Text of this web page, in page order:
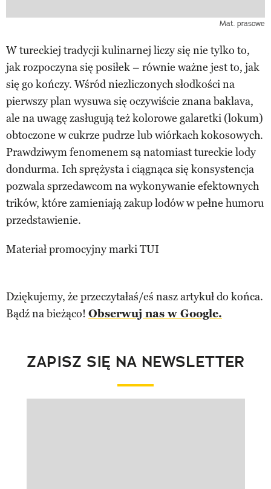
Mat. prasowe
W tureckiej tradycji kulinarnej liczy się nie tylko to,
jak rozpoczyna się posiłek – równie ważne jest to, jak
się go kończy. Wśród niezliczonych słodkości na
pierwszy plan wysuwa się oczywiście znana baklava,
ale na uwagę zasługują też kolorowe galaretki (lokum)
obtoczone w cukrze pudrze lub wiórkach kokosowych.
Prawdziwym fenomenem są natomiast tureckie lody
dondurma. Ich sprężysta i ciągnąca się konsystencja
pozwala sprzedawcom na wykonywanie efektownych
trików, które zamieniają zakup lodów w pełne humoru
przedstawienie.
Materiał promocyjny marki TUI
Dziękujemy, że przeczytałaś/eś nasz artykuł do końca.
Bądź na bieżąco! Obserwuj nas w Google.
ZAPISZ SIĘ NA NEWSLETTER